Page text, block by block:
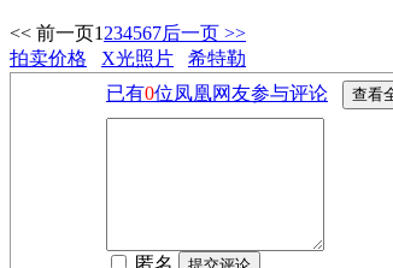
<< 前一页1 234567后一页 >>
拍卖价格
X光照片
希特勒
已有0位凤凰网友参与评论
匿名